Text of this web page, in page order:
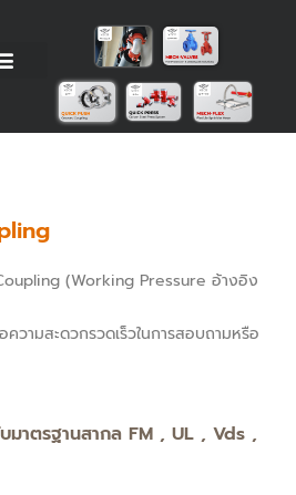
(Working Pressure อ้างอิง
วามสะดวกรวดเร็วในการสอบถามหรือ
มาตรฐานสากล FM , UL , Vds ,